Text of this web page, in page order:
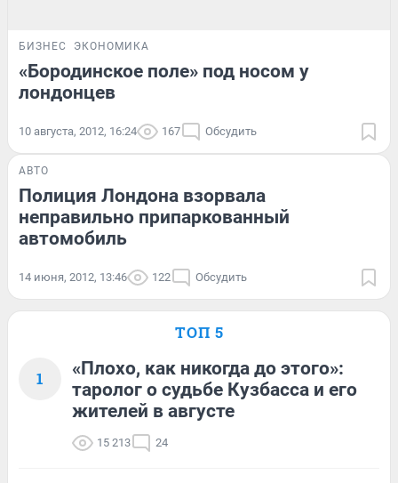
БИЗНЕС ЭКОНОМИКА
«Бородинское поле» под носом у
лондонцев
10 августа, 2012, 16:24 167 Обсудить
АВТО
Полиция Лондона взорвала
неправильно припаркованный
автомобиль
14 июня, 2012, 13:46 122 Обсудить
ТОП 5
1
«Плохо, как никогда до этого»:
таролог о судьбе Кузбасса и его
жителей в августе
15 213 24